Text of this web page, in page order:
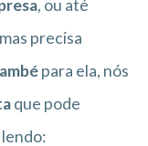
, ou até
precisa
para ela, nós
que pode